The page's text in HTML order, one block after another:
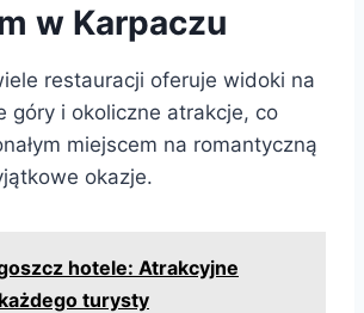
w Karpaczu
restauracji oferuje widoki na
góry i okoliczne atrakcje, co
miejscem na romantyczną
okazje.
hotele: Atrakcyjne
turysty